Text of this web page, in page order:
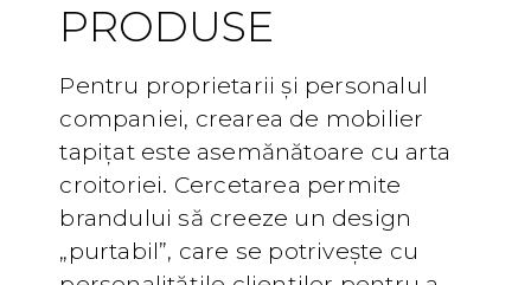
PRODUSE
Pentru proprietarii și personalul
companiei, crearea de mobilier
tapițat este asemănătoare cu arta
croitoriei. Cercetarea permite
brandului să creeze un design
„purtabil”, care se potrivește cu